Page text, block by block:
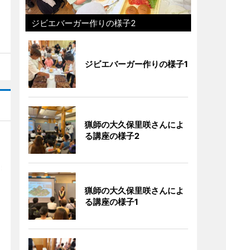
ジビエバーガー作りの様子2
ジビエバーガー作りの様子1
猟師の大久保里咲さんによ
る講座の様子2
猟師の大久保里咲さんによ
る講座の様子1